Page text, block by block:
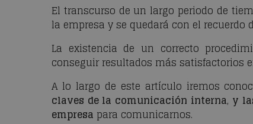
El transcurso de un largo periodo de
la empresa y se quedará con el recuerdo
La existencia de un correcto
conseguir resultados más satisfactorios
A lo largo de este artículo iremos
claves de la comunicación interna, y
empresa para comunicarnos.